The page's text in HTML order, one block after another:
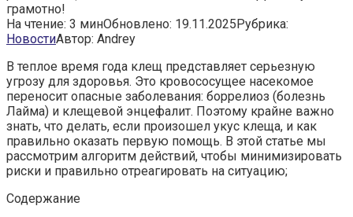
грамотно!
На чтение: 3 минОбновлено: 19.11.2025Рубрика:
НовостиАвтор: Andrey
В теплое время года клещ представляет серьезную
угрозу для здоровья. Это кровососущее насекомое
переносит опасные заболевания: боррелиоз (болезнь
Лайма) и клещевой энцефалит. Поэтому крайне важно
знать, что делать, если произошел укус клеща, и как
правильно оказать первую помощь. В этой статье мы
рассмотрим алгоритм действий, чтобы минимизировать
риски и правильно отреагировать на ситуацию;
Содержание